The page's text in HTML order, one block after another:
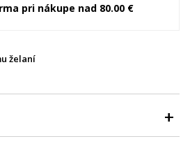
pri nákupe nad 80.00 €
želaní